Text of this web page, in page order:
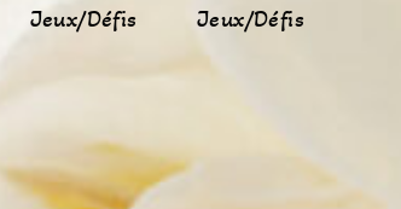
Jeux/Défis Jeux/Défis